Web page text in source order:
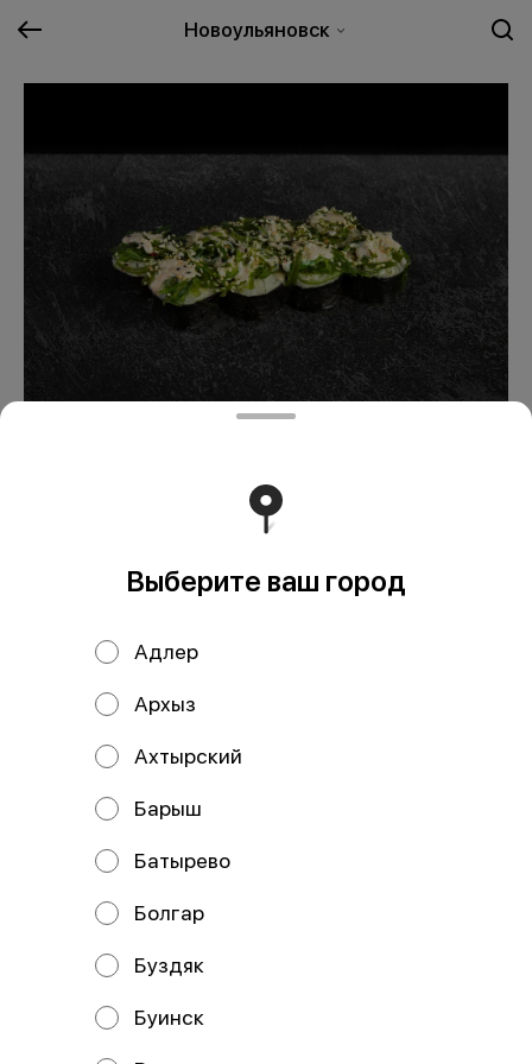
Новоульяновск
кунжут, ореховый соус. В комплекте: имбирь - 1 шт.,
васаби - 1 шт., соевый соус - 1 шт.
Мы рекомендуем
Дракон
Выберите ваш город
Адлер
Архыз
Ахтырский
Барыш
Батырево
Болгар
Буздяк
Буинск